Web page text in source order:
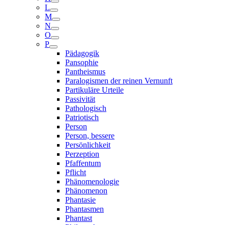
L
M
N
O
P
Pädagogik
Pansophie
Pantheismus
Paralogismen der reinen Vernunft
Partikuläre Urteile
Passivität
Pathologisch
Patriotisch
Person
Person, bessere
Persönlichkeit
Perzeption
Pfaffentum
Pflicht
Phänomenologie
Phänomenon
Phantasie
Phantasmen
Phantast